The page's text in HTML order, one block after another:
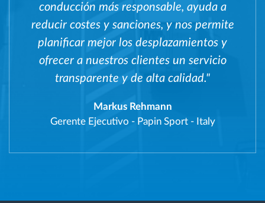
conducción más responsable, ayuda a
reducir costes y sanciones, y nos permite
planificar mejor los desplazamientos y
ofrecer a nuestros clientes un servicio
transparente y de alta calidad."
Markus Rehmann
Gerente Ejecutivo - Papin Sport - Italy